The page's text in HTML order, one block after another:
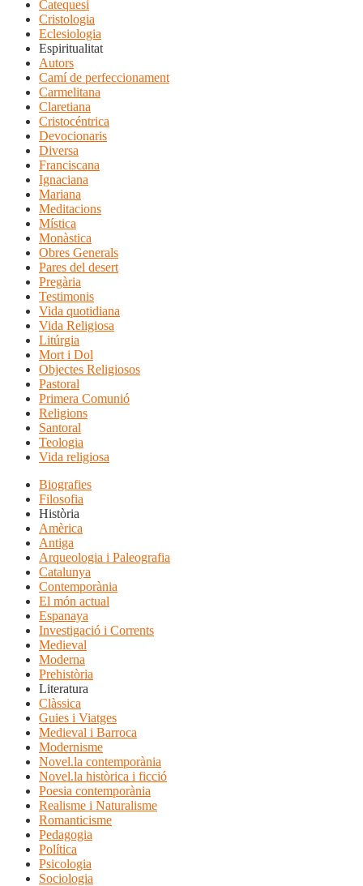
Catequesi
Cristologia
Eclesiologia
Espiritualitat
Autors
Camí de perfeccionament
Carmelitana
Claretiana
Cristocéntrica
Devocionaris
Diversa
Franciscana
Ignaciana
Mariana
Meditacions
Mística
Monàstica
Obres Generals
Pares del desert
Pregària
Testimonis
Vida quotidiana
Vida Religiosa
Litúrgia
Mort i Dol
Objectes Religiosos
Pastoral
Primera Comunió
Religions
Santoral
Teologia
Vida religiosa
Biografies
Filosofia
Història
Amèrica
Antiga
Arqueologia i Paleografia
Catalunya
Contemporània
El món actual
Espanaya
Investigació i Corrents
Medieval
Moderna
Prehistòria
Literatura
Clàssica
Guies i Viatges
Medieval i Barroca
Modernisme
Novel.la contemporània
Novel.la històrica i ficció
Poesia contemporània
Realisme i Naturalisme
Romanticisme
Pedagogia
Política
Psicologia
Sociologia